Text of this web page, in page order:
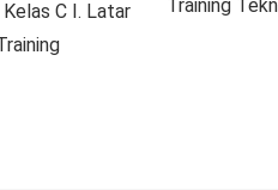
C I. Latar
Training